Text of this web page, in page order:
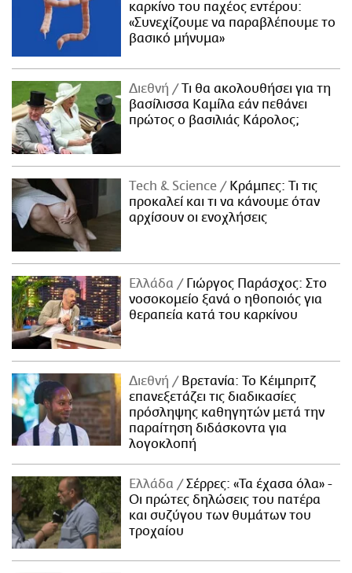
καρκίνο του παχέος εντέρου:
«Συνεχίζουμε να παραβλέπουμε το
βασικό μήνυμα»
Διεθνή
Τι θα ακολουθήσει για τη
βασίλισσα Καμίλα εάν πεθάνει
πρώτος ο βασιλιάς Κάρολος;
Τech & Science
Κράμπες: Τι τις
προκαλεί και τι να κάνουμε όταν
αρχίσουν οι ενοχλήσεις
Ελλάδα
Γιώργος Παράσχος: Στο
νοσοκομείο ξανά ο ηθοποιός για
θεραπεία κατά του καρκίνου
Διεθνή
Βρετανία: Το Κέιμπριτζ
επανεξετάζει τις διαδικασίες
πρόσληψης καθηγητών μετά την
παραίτηση διδάσκοντα για
λογοκλοπή
Ελλάδα
Σέρρες: «Τα έχασα όλα» -
Οι πρώτες δηλώσεις του πατέρα
και συζύγου των θυμάτων του
τροχαίου